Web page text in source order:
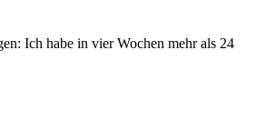
Ich habe in vier Wochen mehr als 24